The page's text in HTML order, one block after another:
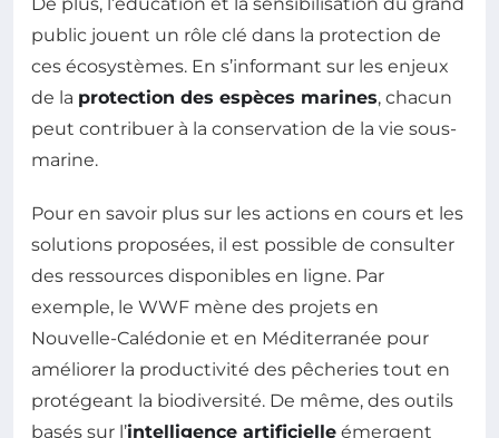
public jouent un rôle clé dans la protection de
ces écosystèmes. En s’informant sur les enjeux
de la protection des espèces marines, chacun
peut contribuer à la conservation de la vie sous-
marine.
Pour en savoir plus sur les actions en cours et les
solutions proposées, il est possible de consulter
des ressources disponibles en ligne. Par
exemple, le WWF mène des projets en
Nouvelle-Calédonie et en Méditerranée pour
améliorer la productivité des pêcheries tout en
protégeant la biodiversité. De même, des outils
basés sur l’intelligence artificielle émergent